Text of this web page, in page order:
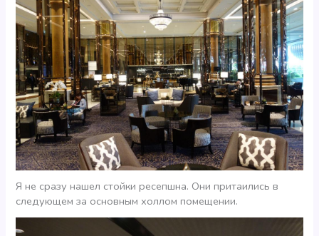
Я не сразу нашел стойки ресепшна. Они притаились в
следующем за основным холлом помещении.